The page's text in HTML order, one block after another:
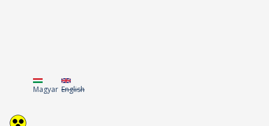
Magyar English